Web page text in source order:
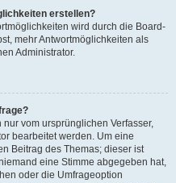
erstellen?
wird durch die Board-
mehr Antwortmöglichkeiten als
Administrator.
vom ursprünglichen Verfasser,
bearbeitet werden. Um eine
Beitrag des Themas; dieser ist
eine Stimme abgegeben hat,
oder die Umfrageoption